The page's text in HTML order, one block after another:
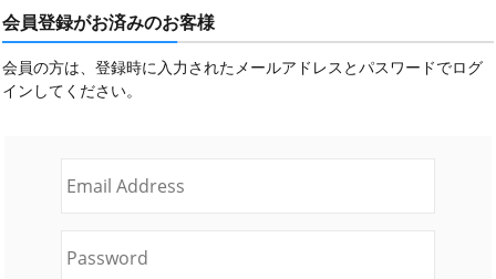
会員登録がお済みのお客様
会員の方は、登録時に入力されたメールアドレスとパスワードでログ
インしてください。